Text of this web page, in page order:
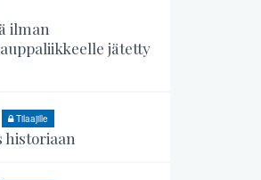
ilman
jätetty
Tilaajille
historiaan